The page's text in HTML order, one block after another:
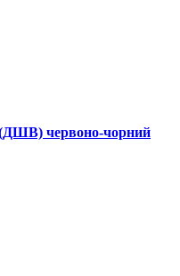
червоно-чорний